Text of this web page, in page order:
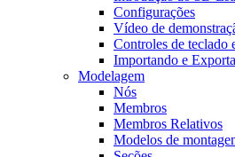
Configurações
Vídeo de
Controles de teclado
Importando e
Modelagem
Nós
Membros
Membros Relativos
Modelos de